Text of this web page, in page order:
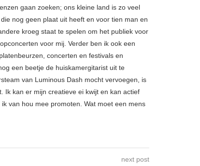
gaan zoeken; ons kleine land is zo veel
nog geen plaat uit heeft en voor tien man en
kroeg staat te spelen om het publiek voor
voor mij. Verder ben ik ook een
concerten en festivals en
een beetje de huiskamergitarist uit te
van Luminous Dash mocht vervoegen, is
Ik kan er mijn creatieve ei kwijt en kan actief
van hou mee promoten. Wat moet een mens
next post